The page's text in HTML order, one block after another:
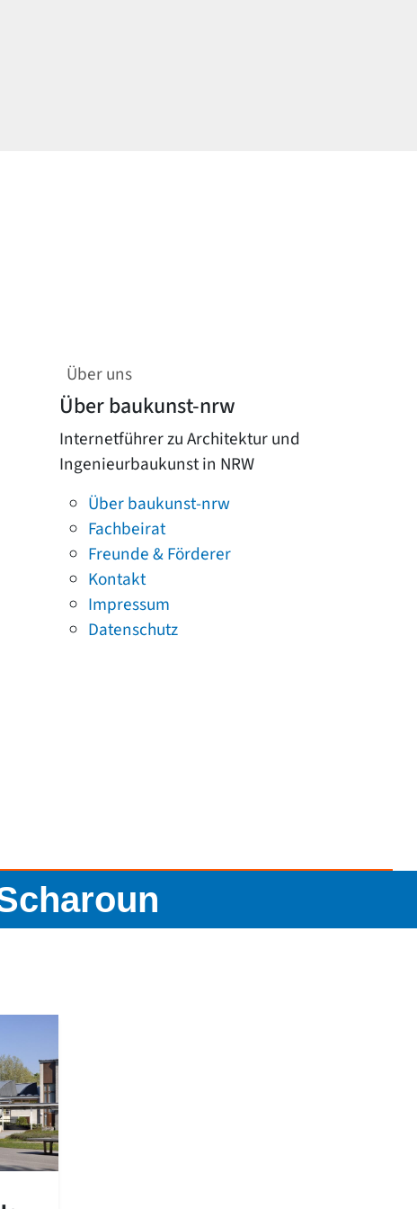
Über uns
Über baukunst-nrw
Internetführer zu Architektur und
Ingenieurbaukunst in NRW
Über baukunst-nrw
Fachbeirat
Freunde & Förderer
Kontakt
Impressum
Datenschutz